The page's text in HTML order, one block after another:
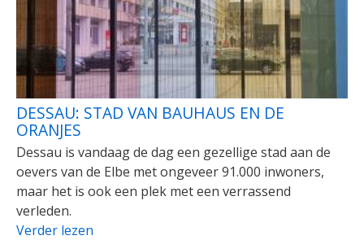
DESSAU: STAD VAN BAUHAUS EN DE
ORANJES
Dessau is vandaag de dag een gezellige stad aan de
oevers van de Elbe met ongeveer 91.000 inwoners,
maar het is ook een plek met een verrassend
verleden.
Verder lezen